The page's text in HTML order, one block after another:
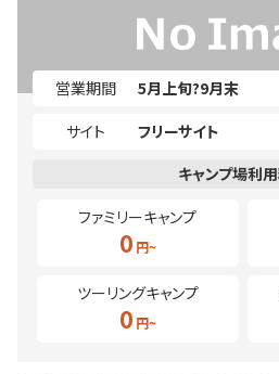
営業期間
5月上旬?9月末
サイト
フリーサイト
ファミリーキャンプ
0
ツーリングキャンプ
0